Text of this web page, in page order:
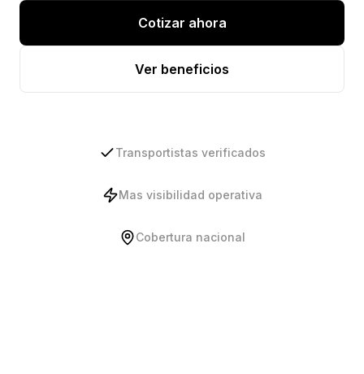
Cotizar ahora
Ver beneficios
Transportistas verificados
Mas visibilidad operativa
Cobertura nacional